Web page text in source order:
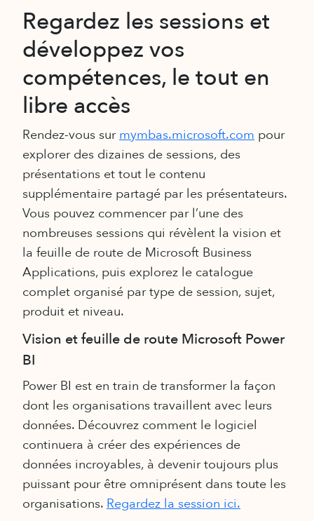
Regardez les sessions et
développez vos
compétences, le tout en
libre accès
Rendez-vous surmymbas.microsoft.com pour
explorer des dizaines de sessions, des
présentations et tout le contenu
supplémentaire partagé par les présentateurs.
Vous pouvez commencer par l’une des
nombreuses sessions qui révèlent la vision et
la feuille de route de Microsoft Business
Applications, puis explorez le catalogue
complet organisé par type de session, sujet,
produit et niveau.
Vision et feuille de route Microsoft Power
BI
Power BI est en train de transformer la façon
dont les organisations travaillent avec leurs
données. Découvrez comment le logiciel
continuera à créer des expériences de
données incroyables, à devenir toujours plus
puissant pour être omniprésent dans toute les
organisations. Regardez la session ici.